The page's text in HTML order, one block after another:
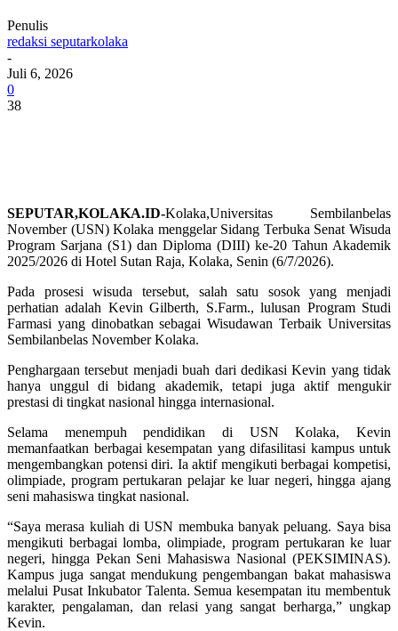
Penulis
redaksi seputarkolaka
-
Juli 6, 2026
0
38
SEPUTAR,KOLAKA.ID-Kolaka,Universitas Sembilanbelas
November (USN) Kolaka menggelar Sidang Terbuka Senat Wisuda
Program Sarjana (S1) dan Diploma (DIII) ke-20 Tahun Akademik
2025/2026 di Hotel Sutan Raja, Kolaka, Senin (6/7/2026).
Pada prosesi wisuda tersebut, salah satu sosok yang menjadi
perhatian adalah Kevin Gilberth, S.Farm., lulusan Program Studi
Farmasi yang dinobatkan sebagaiWisudawan Terbaik Universitas
Sembilanbelas November Kolaka.
Penghargaan tersebut menjadi buah dari dedikasi Kevin yang tidak
hanya unggul di bidang akademik, tetapi juga aktif mengukir
prestasi di tingkat nasional hingga internasional.
Selama menempuh pendidikan di USN Kolaka, Kevin
memanfaatkan berbagai kesempatan yang difasilitasi kampus untuk
mengembangkan potensi diri. Ia aktif mengikuti berbagai kompetisi,
olimpiade, program pertukaran pelajar ke luar negeri, hingga ajang
seni mahasiswa tingkat nasional.
“Saya merasa kuliah di USN membuka banyak peluang. Saya bisa
mengikuti berbagai lomba, olimpiade, program pertukaran ke luar
negeri, hingga Pekan Seni Mahasiswa Nasional (PEKSIMINAS).
Kampus juga sangat mendukung pengembangan bakat mahasiswa
melalui Pusat Inkubator Talenta. Semua kesempatan itu membentuk
karakter, pengalaman, dan relasi yang sangat berharga,” ungkap
Kevin.